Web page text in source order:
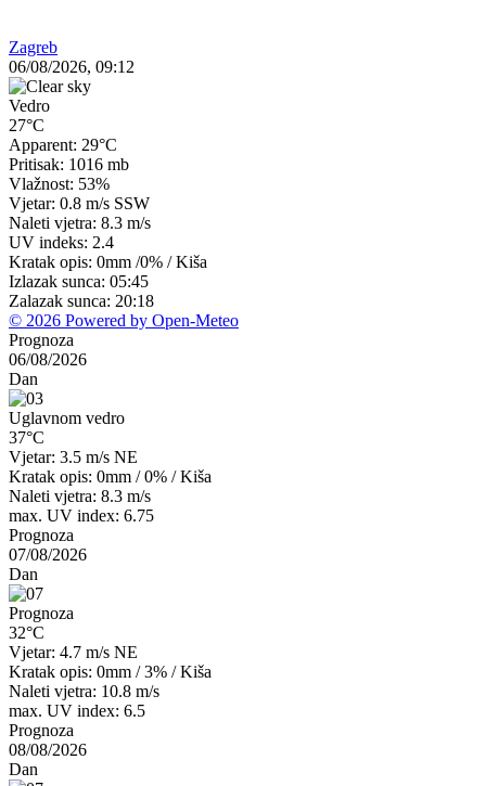
Zagreb
06/08/2026, 09:12
Vedro
27°C
Apparent: 29°C
Pritisak: 1016 mb
Vlažnost: 53%
Vjetar: 0.8 m/s SSW
Naleti vjetra: 8.3 m/s
UV indeks: 2.4
Kratak opis: 0mm /0% /Kiša
Izlazak sunca: 05:45
Zalazak sunca: 20:18
© 2026 Powered by Open-Meteo
Prognoza
06/08/2026
Dan
Uglavnom vedro
37°C
Vjetar: 3.5 m/s NE
Kratak opis: 0mm /0% /Kiša
Naleti vjetra: 8.3 m/s
max. UV index: 6.75
Prognoza
07/08/2026
Dan
Prognoza
32°C
Vjetar: 4.7 m/s NE
Kratak opis: 0mm /3% /Kiša
Naleti vjetra: 10.8 m/s
max. UV index: 6.5
Prognoza
08/08/2026
Dan